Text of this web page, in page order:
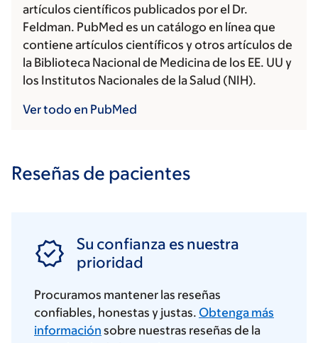
artículos científicos publicados por el Dr.
Feldman. PubMed es un catálogo en línea que
contiene artículos científicos y otros artículos de
la Biblioteca Nacional de Medicina de los EE. UU y
los Institutos Nacionales de la Salud (NIH).
Ver todo en PubMed
Reseñas de pacientes
Su confianza es nuestra
prioridad
Procuramos mantener las reseñas
confiables, honestas y justas. Obtenga más
información sobre nuestras reseñas de la